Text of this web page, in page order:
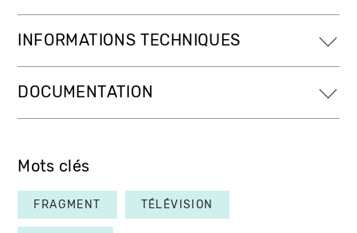
INFORMATIONS TECHNIQUES
DOCUMENTATION
Mots clés
FRAGMENT TÉLÉVISION